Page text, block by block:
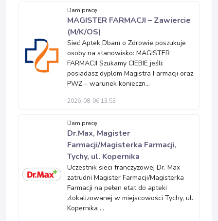
Dam pracę
MAGISTER FARMACJI – Zawiercie
(M/K/OS)
Sieć Aptek Dbam o Zdrowie poszukuje
osoby na stanowisko: MAGISTER
FARMACJI Szukamy CIEBIE jeśli:
posiadasz dyplom Magistra Farmacji oraz
PWZ – warunek konieczn...
2026-08-06 13:53
Dam pracę
Dr.Max, Magister
Farmacji/Magisterka Farmacji,
Tychy, ul. Kopernika
Uczestnik sieci franczyzowej Dr. Max
zatrudni Magister Farmacji/Magisterka
Farmacji na pełen etat do apteki
zlokalizowanej w miejscowości Tychy, ul.
Kopernika ...